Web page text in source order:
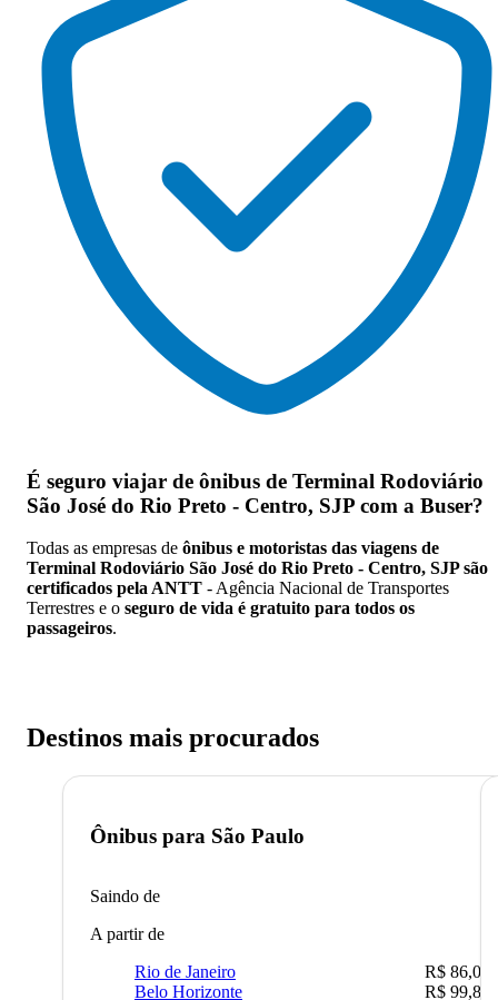
É seguro viajar de ônibus de Terminal Rodoviário
São José do Rio Preto - Centro, SJP com a Buser?
Todas as empresas de ônibus e motoristas das viagens de
Terminal Rodoviário São José do Rio Preto - Centro, SJP são
certificados pela ANTT - Agência Nacional de Transportes
Terrestres e o seguro de vida é gratuito para todos os
passageiros.
Destinos mais procurados
Ônibus para São Paulo
Saindo de
A partir de
Rio de Janeiro
R$ 86,00
Belo Horizonte
R$ 99,89